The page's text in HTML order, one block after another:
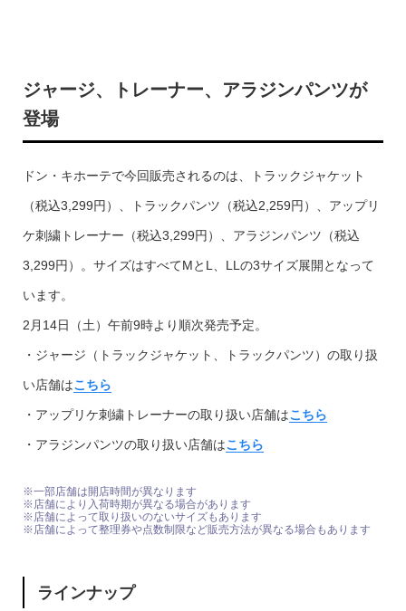
ジャージ、トレーナー、アラジンパンツが
登場
ドン・キホーテで今回販売されるのは、トラックジャケット
（税込3,299円）、トラックパンツ（税込2,259円）、アップリ
ケ刺繍トレーナー（税込3,299円）、アラジンパンツ（税込
3,299円）。サイズはすべてMとL、LLの3サイズ展開となって
います。
2月14日（土）午前9時より順次発売予定。
・ジャージ（トラックジャケット、トラックパンツ）の取り扱
い店舗はこちら
・アップリケ刺繍トレーナーの取り扱い店舗はこちら
・アラジンパンツの取り扱い店舗はこちら
※一部店舗は開店時間が異なります
※店舗により入荷時期が異なる場合があります
※店舗によって取り扱いのないサイズもあります
※店舗によって整理券や点数制限など販売方法が異なる場合もあります
ラインナップ